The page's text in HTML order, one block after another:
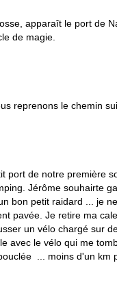
apparaît le port de
de magie.
reprenons le chemin
port de notre première
Jérôme souhairte
bon petit raidard ... je
pavée. Je retire ma
un vélo chargé sur
avec le vélo qui me
... moins d'un km